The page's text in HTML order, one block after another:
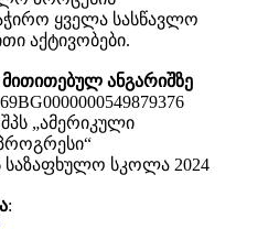
ყველა სასწავლო
აქტივობები.
ანგარიშზე
შპს „ამერიკული
საზაფხულო სკოლა 2024
: